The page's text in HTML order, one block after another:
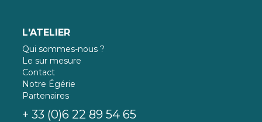
L'ATELIER
Qui sommes-nous ?
Le sur mesure
Contact
Notre Égérie
Partenaires
+ 33 (0)6 22 89 54 65